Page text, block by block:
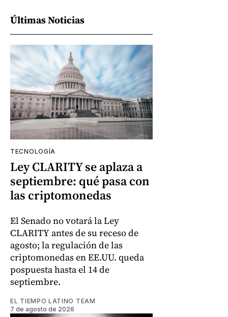
Últimas Noticias
TECNOLOGÍA
Ley CLARITY se aplaza a
septiembre: qué pasa con
las criptomonedas
El Senado no votará la Ley
CLARITY antes de su receso de
agosto; la regulación de las
criptomonedas en EE.UU. queda
pospuesta hasta el 14 de
septiembre.
EL TIEMPO LATINO TEAM
7 de agosto de 2026